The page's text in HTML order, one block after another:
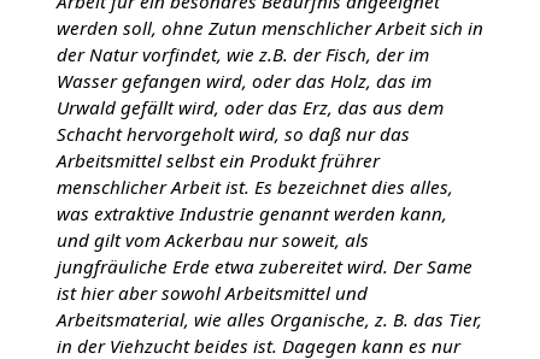
werden soll, ohne Zutun menschlicher Arbeit sich in
der Natur vorfindet, wie z.B. der Fisch, der im
Wasser gefangen wird, oder das Holz, das im
Urwald gefällt wird, oder das Erz, das aus dem
Schacht hervorgeholt wird, so daß nur das
Arbeitsmittel selbst ein Produkt frührer
menschlicher Arbeit ist. Es bezeichnet dies alles,
was extraktive Industrie genannt werden kann,
und gilt vom Ackerbau nur soweit, als
jungfräuliche Erde etwa zubereitet wird. Der Same
ist hier aber sowohl Arbeitsmittel und
Arbeitsmaterial, wie alles Organische, z. B. das Tier,
in der Viehzucht beides ist. Dagegen kann es nur